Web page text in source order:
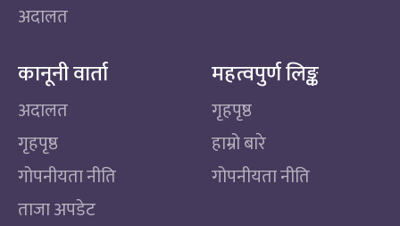
अदालत
कानूनी वार्ता
अदालत
गृहपृष्ठ
गोपनीयता नीति
ताजा अपडेट
महत्वपुर्ण लिङ्क
गृहपृष्ठ
हाम्रो बारे
गोपनीयता नीति